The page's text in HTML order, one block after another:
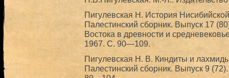
Пигулевская Н. История
Палестинский сборник. Выпуск 17
Востока в древности и
1967. С. 90—109.
Пигулевская Н. В. Киндиты и
Палестинский сборник. Выпуск 9